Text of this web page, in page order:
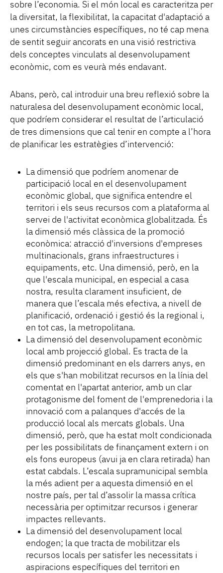
sobre l’economia. Si el món local es caracteritza per
la diversitat, la flexibilitat, la capacitat d'adaptació a
unes circumstàncies específiques, no té cap mena
de sentit seguir ancorats en una visió restrictiva
dels conceptes vinculats al desenvolupament
econòmic, com es veurà més endavant.
Abans, però, cal introduir una breu reflexió sobre la
naturalesa del desenvolupament econòmic local,
que podríem considerar el resultat de l’articulació
de tres dimensions que cal tenir en compte a l’hora
de planificar les estratègies d’intervenció:
La dimensió que podríem anomenar de
participació local en el desenvolupament
econòmic global, que significa entendre el
territori i els seus recursos com a plataforma al
servei de l'activitat econòmica globalitzada. És
la dimensió més clàssica de la promoció
econòmica: atracció d'inversions d'empreses
multinacionals, grans infraestructures i
equipaments, etc. Una dimensió, però, en la
que l'escala municipal, en especial a casa
nostra, resulta clarament insuficient, de
manera que l’escala més efectiva, a nivell de
planificació, ordenació i gestió és la regional i,
en tot cas, la metropolitana.
La dimensió del desenvolupament econòmic
local amb projecció global. Es tracta de la
dimensió predominant en els darrers anys, en
els que s'han mobilitzat recursos en la línia del
comentat en l'apartat anterior, amb un clar
protagonisme del foment de l'emprenedoria i la
innovació com a palanques d'accés de la
producció local als mercats globals. Una
dimensió, però, que ha estat molt condicionada
per les possibilitats de finançament extern i on
els fons europeus (avui ja en clara retirada) han
estat cabdals. L’escala supramunicipal sembla
la més adient per a aquesta dimensió en el
nostre país, per tal d’assolir la massa crítica
necessària per optimitzar recursos i generar
impactes rellevants.
La dimensió del desenvolupament local
endogen; la que tracta de mobilitzar els
recursos locals per satisfer les necessitats i
aspiracions específiques del territori en